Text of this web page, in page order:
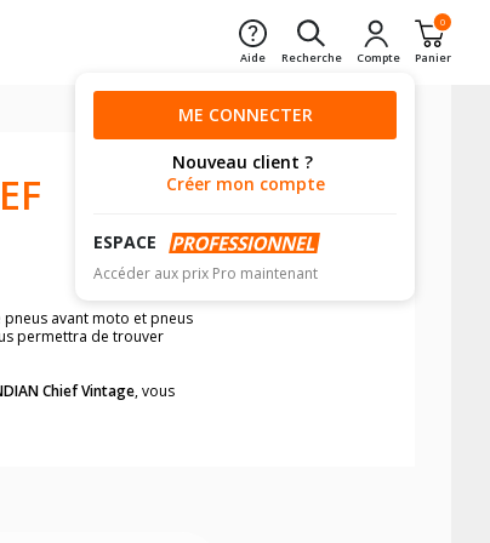
Aide Recherche Compte
0
Panier
ME CONNECTER
Nouveau client ?
Créer mon compte
ESPACE
Accéder aux prix Pro maintenant
avant moto et pneus
permettra de trouver
Chief Vintage, vous
dans le carnet de bord de